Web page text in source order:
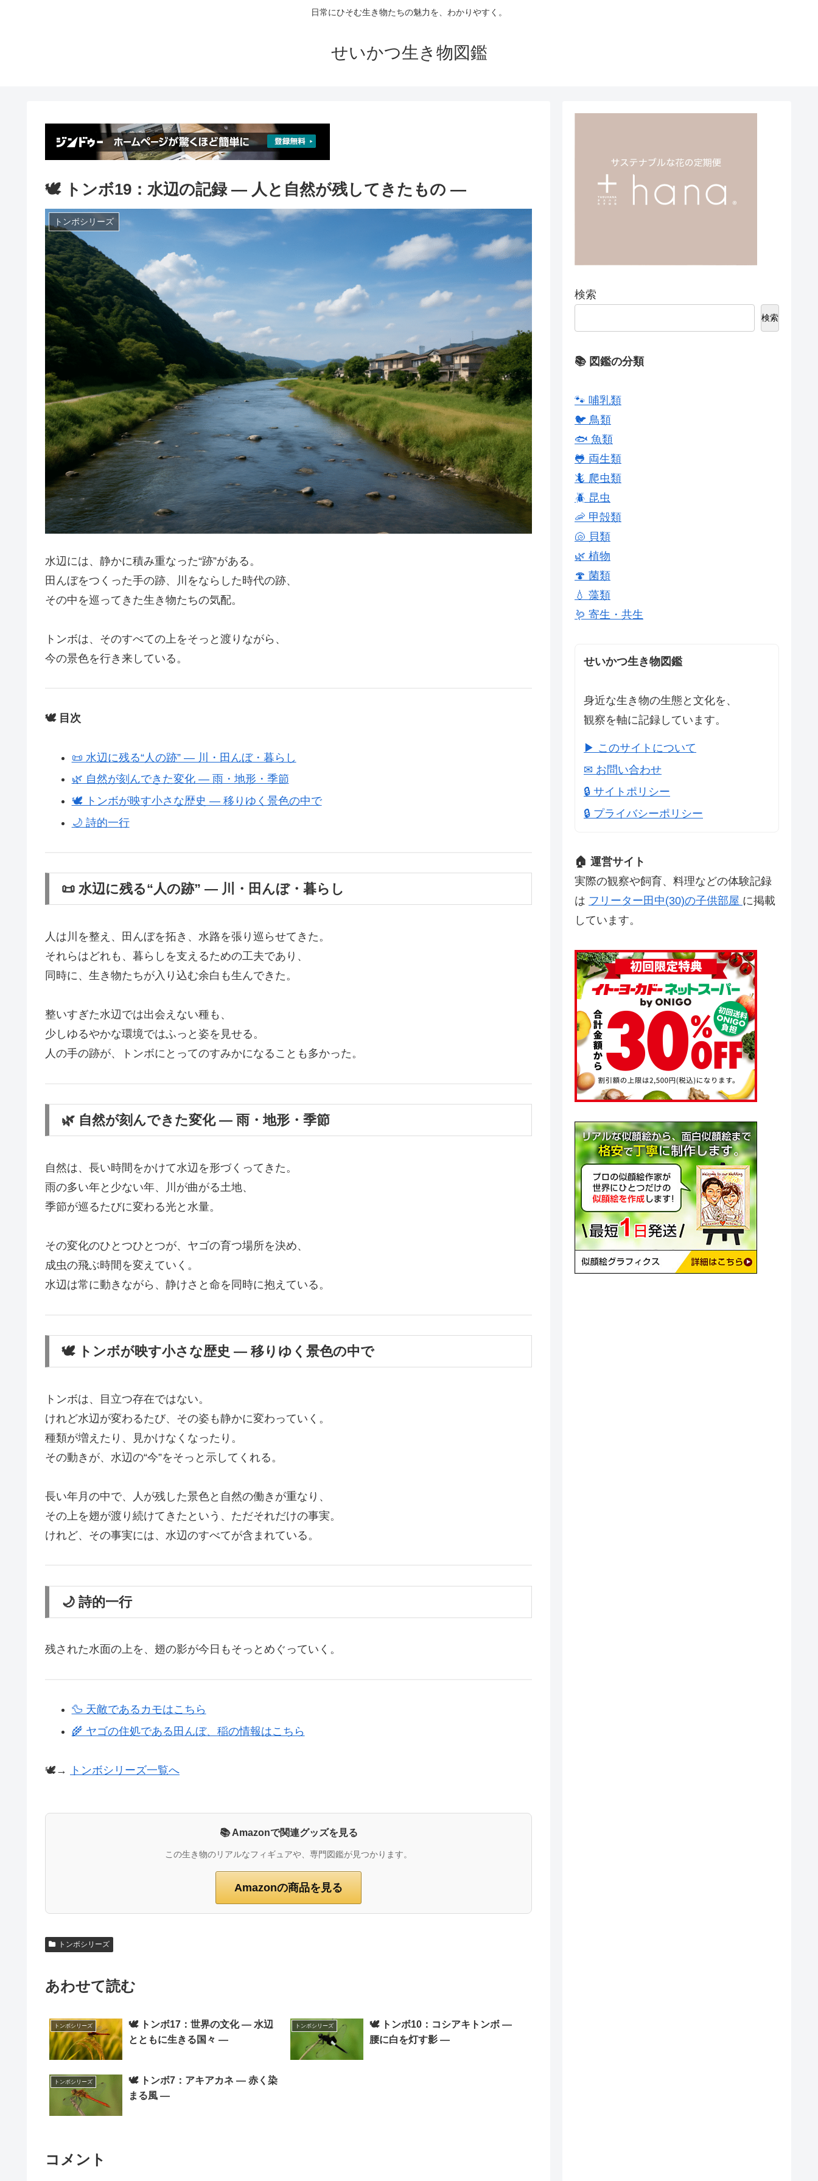
日常にひそむ生き物たちの魅力を、わかりやすく。
せいかつ生き物図鑑
🕊️ トンボ19：水辺の記録 ― 人と自然が残してきたもの ―
トンボシリーズ
水辺には、静かに積み重なった“跡”がある。
田んぼをつくった手の跡、川をならした時代の跡、
その中を巡ってきた生き物たちの気配。
トンボは、そのすべての上をそっと渡りながら、
今の景色を行き来している。
🕊️ 目次
📜 水辺に残る“人の跡” ― 川・田んぼ・暮らし
🌿 自然が刻んできた変化 ― 雨・地形・季節
🕊️ トンボが映す小さな歴史 ― 移りゆく景色の中で
🌙 詩的一行
📜 水辺に残る“人の跡” ― 川・田んぼ・暮らし
人は川を整え、田んぼを拓き、水路を張り巡らせてきた。
それらはどれも、暮らしを支えるための工夫であり、
同時に、生き物たちが入り込む余白も生んできた。
整いすぎた水辺では出会えない種も、
少しゆるやかな環境ではふっと姿を見せる。
人の手の跡が、トンボにとってのすみかになることも多かった。
🌿 自然が刻んできた変化 ― 雨・地形・季節
自然は、長い時間をかけて水辺を形づくってきた。
雨の多い年と少ない年、川が曲がる土地、
季節が巡るたびに変わる光と水量。
その変化のひとつひとつが、ヤゴの育つ場所を決め、
成虫の飛ぶ時間を変えていく。
水辺は常に動きながら、静けさと命を同時に抱えている。
🕊️ トンボが映す小さな歴史 ― 移りゆく景色の中で
トンボは、目立つ存在ではない。
けれど水辺が変わるたび、その姿も静かに変わっていく。
種類が増えたり、見かけなくなったり。
その動きが、水辺の“今”をそっと示してくれる。
長い年月の中で、人が残した景色と自然の働きが重なり、
その上を翅が渡り続けてきたという、ただそれだけの事実。
けれど、その事実には、水辺のすべてが含まれている。
🌙 詩的一行
残された水面の上を、翅の影が今日もそっとめぐっていく。
🦆 天敵であるカモはこちら
🌾 ヤゴの住処である田んぼ、稲の情報はこちら
🕊️→ トンボシリーズ一覧へ
📚 Amazonで関連グッズを見る
この生き物のリアルなフィギュアや、専門図鑑が見つかります。
Amazonの商品を見る
トンボシリーズ
あわせて読む
トンボシリーズ
🕊️ トンボ17：世界の文化 ― 水辺
とともに生きる国々 ―
トンボシリーズ
🕊️ トンボ10：コシアキトンボ ―
腰に白を灯す影 ―
トンボシリーズ
🕊️ トンボ7：アキアカネ ― 赤く染
まる風 ―
コメント
検索
検索
📚 図鑑の分類
🐾 哺乳類
🐦 鳥類
🐟 魚類
🐸 両生類
🦎 爬虫類
🪲 昆虫
🦐 甲殻類
🐚 貝類
🌿 植物
🍄 菌類
💧 藻類
🪱 寄生・共生
せいかつ生き物図鑑
身近な生き物の生態と文化を、
観察を軸に記録しています。
▶ このサイトについて
✉ お問い合わせ
🔒 サイトポリシー
🔒 プライバシーポリシー
🏠 運営サイト
実際の観察や飼育、料理などの体験記録
は フリーター田中(30)の子供部屋 に掲載
しています。